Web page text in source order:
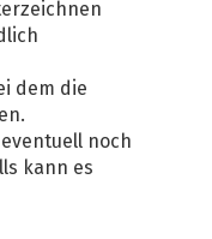
dem die
noch
kann es